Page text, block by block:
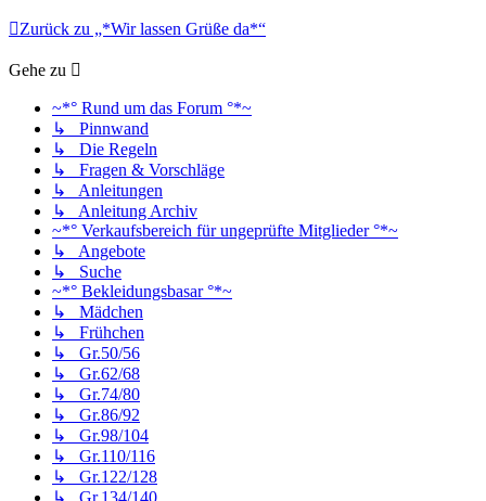
Zurück zu „*Wir lassen Grüße da*“
Gehe zu
~*° Rund um das Forum °*~
↳ Pinnwand
↳ Die Regeln
↳ Fragen & Vorschläge
↳ Anleitungen
↳ Anleitung Archiv
~*° Verkaufsbereich für ungeprüfte Mitglieder °*~
↳ Angebote
↳ Suche
~*° Bekleidungsbasar °*~
↳ Mädchen
↳ Frühchen
↳ Gr.50/56
↳ Gr.62/68
↳ Gr.74/80
↳ Gr.86/92
↳ Gr.98/104
↳ Gr.110/116
↳ Gr.122/128